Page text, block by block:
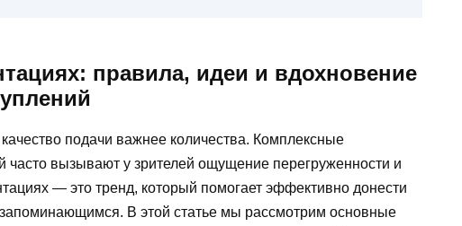
правила, идеи и вдохновение
подачи важнее количества. Комплексные
часто вызывают у зрителей ощущение перегруженности и
— это тренд, который помогает эффективно донести
В этой статье мы рассмотрим основные